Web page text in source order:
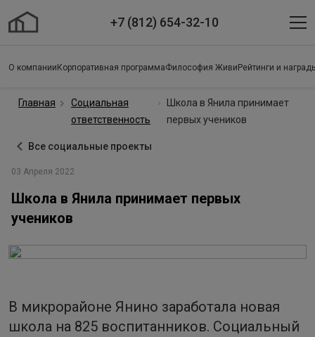
+7 (812) 654-32-10
О компании Корпоративная программаФилософия Живи Рейтинги и
Главная
Социальная
ответственность
Школа в Янила принимает
первых учеников
Все социальные проекты
03 Апреля 2022
Школа в Янила принимает первых
учеников
В микрорайоне Янино заработала новая
школа на 825 воспитанников. Социальный